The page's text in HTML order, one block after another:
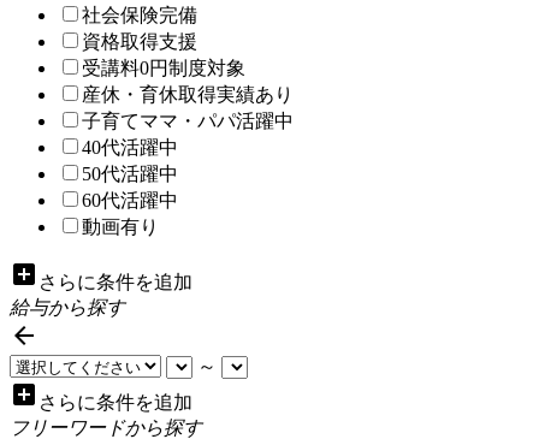
社会保険完備
資格取得支援
受講料0円制度対象
産休・育休取得実績あり
子育てママ・パパ活躍中
40代活躍中
50代活躍中
60代活躍中
動画有り
add_box さらに条件を追加
給与から探す

～
add_box さらに条件を追加
フリーワードから探す